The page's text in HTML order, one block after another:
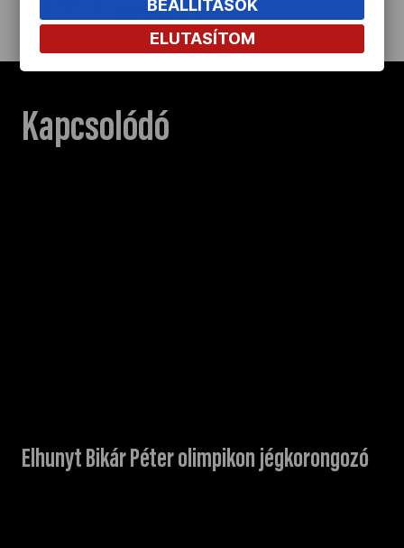
OLDALRA
Kapcsolódó
Elhunyt Bikár Péter olimpikon jégkorongozó
BEÁLLÍTÁSOK
ELUTASÍTOM